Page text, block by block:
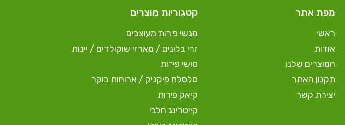
מפת אתר
ראשי
אודות
המוצרים שלנו
תקנון האתר
יצירת קשר
קטגוריות מוצרים
מגשי פירות מעוצבים
זרי בלונים / מארזי שוקולדים / יינות
סושי פירות
סלסלת פיקניק / ארוחות בוקר
קיאק פירות
קייטרינג חלבי